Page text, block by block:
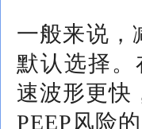
一般来说，
默认选择
速波形更快
PEEP风险